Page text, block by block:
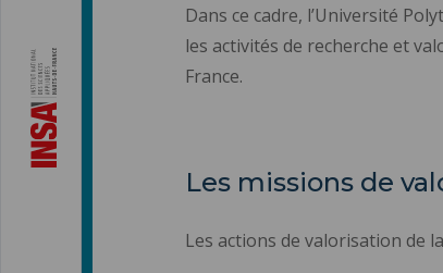
Dans ce cadre, l’Université
les activités de recherche et
France.
Les missions de
Les actions de valorisation de